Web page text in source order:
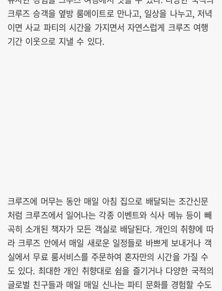
크루즈 승객을 옆방 룸메이트로 만나고, 일상을 나누고, 저녁
이면 사교 파티의 시간을 가지면서 자연스럽게 크루즈 여행
기간 이웃으로 지낼 수 있다.
크루즈에 머무는 동안 매일 아침 집으로 배달되는 조간신문
처럼 크루즈에서 일어나는 각종 이벤트와 식사 메뉴 등이 빼
곡히 소개된 책자가 모든 객실로 배달된다. 개인의 취향에 따
라 크루즈 안에서 매일 새로운 일정들로 바쁘게 보내거나 객
실에서 무료 룸서비스를 주문하여 혼자만의 시간을 가질 수
도 있다. 최대한 개인 취향대로 쉼을 즐기거나 다양한 국적의
글로벌 친구들과 매일 매일 신나는 파티 문화를 경험할 수도